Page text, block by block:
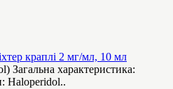
краплі 2 мг/мл, 10 мл
характеристика:
Haloperidol..